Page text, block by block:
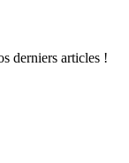
derniers articles !